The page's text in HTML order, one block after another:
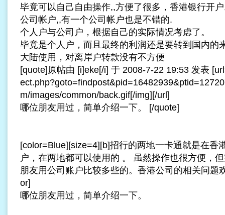
毕竟可以自己自由操作,,方便了很多， 香港银行开户
公司帐户,,有一个公司帐户也是不错的.
个人户与公司户，根据自己的实际情况考虑了。
毕竟是个人户，而且最终的利润还是要转到国内的
大陆使用，对离岸户转款没有不方便
[quote]原帖由 [i]eke[/i] 于 2008-7-22 19:53 发表
m/images/common/back.gif[/img][/url]
哪位朋友用过，简单介绍一下。 [/quote]
[color=Blue][size=4][b]招行的两地一卡通就是在香
户，在两地都可以使用的 。 虽然操作也很方便，
朋友用公司账户比较多些的。香港公司的相关问题
or]
哪位朋友用过，简单介绍一下。